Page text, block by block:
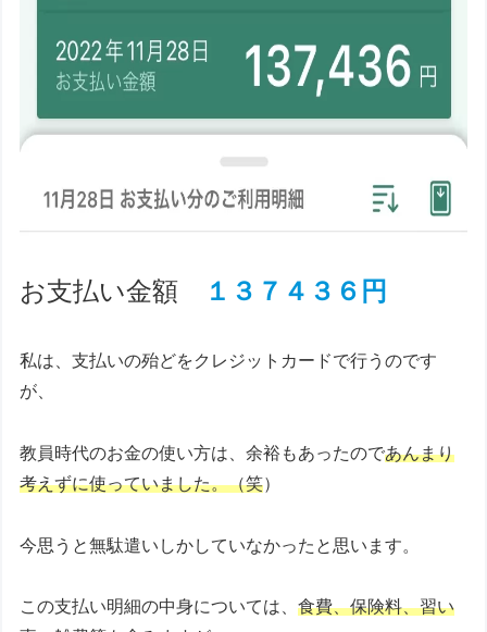
お支払い金額 １３７４３６円
私は、支払いの殆どをクレジットカードで行うのです
が、
教員時代のお金の使い方は、余裕もあったのであんまり
考えずに使っていました。（笑）
今思うと無駄遣いしかしていなかったと思います。
この支払い明細の中身については、食費、保険料、習い